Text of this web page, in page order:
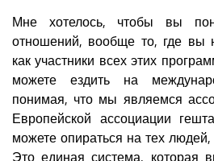
Мне хотелось, чтобы вы
отношений, вообще то, где вы
как участники всех этих
можете ездить на
понимая, что мы являемся
Европейской ассоциации
можете опираться на тех
Это единая система, которая